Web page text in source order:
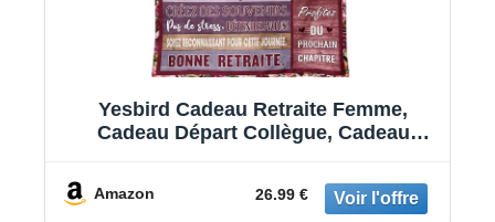
Yesbird Cadeau Retraite Femme,
Cadeau Départ Collègue, Cadeau
Cadeau Retraite pour Maman,
Collègues, Soeurs, Mamie, Chefs,
Amazon 26.99 €